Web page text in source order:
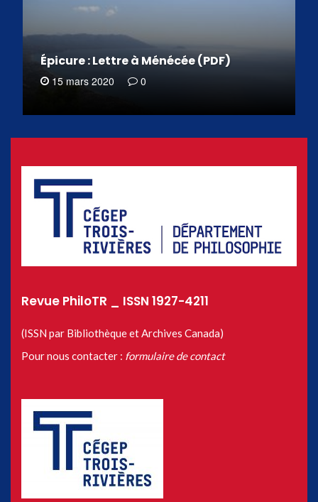
Épicure : Lettre à Ménécée (PDF)
15 mars 2020 0
Revue PhiloTR _ ISSN 1927-4211
(ISSN par Bibliothèque et Archives Canada)
Pour nous contacter : formulaire de contact